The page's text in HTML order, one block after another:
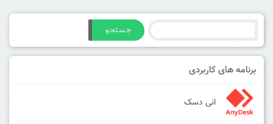
جستجو
برنامه های کاربردی
انی دسک